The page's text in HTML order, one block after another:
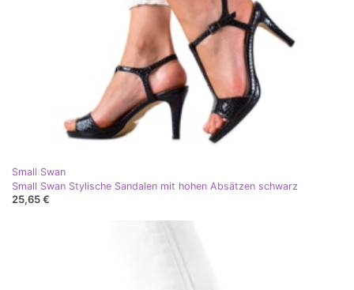
Small Swan
Small Swan Stylische Sandalen mit hohen Absätzen schwarz
25,65 €